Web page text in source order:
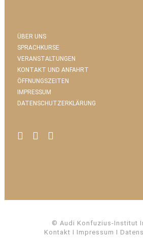
ÜBER UNS
SPRACHKURSE
VERANSTALTUNGEN
KONTAKT UND ANFAHRT
ÖFFNUNGSZEITEN
IMPRESSUM
DATENSCHUTZERKLÄRUNG
© Audi Konfuzius-Institut
Kontakt I Impressum I